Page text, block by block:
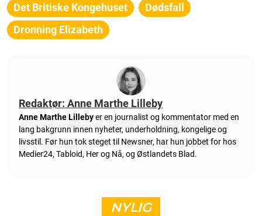
Det Britiske Kongehuset
Dødsfall
Dronning Elizabeth
Redaktør: Anne Marthe Lilleby
Anne Marthe Lillebyer en journalist og kommentator med en
lang bakgrunn innen nyheter, underholdning, kongelige og
livsstil. Før hun tok steget til Newsner, har hun jobbet for hos
Medier24, Tabloid, Her og Nå, og Østlandets Blad.
NYLIG